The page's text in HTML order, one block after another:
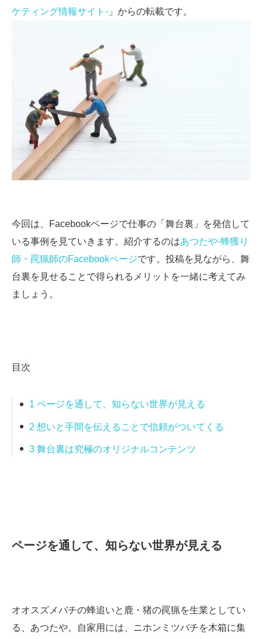
ケティング情報サイト- 」からの転載です。
今回は、Facebookページで仕事の「舞台裏」を発信して
いる事例を見ていきます。紹介するのはあつたや-蜂獲り
師・罠猟師のFacebookページです。投稿を見ながら、舞
台裏を見せることで得られるメリットを一緒に考えてみ
ましょう。
目次
1 ページを通して、知らない世界が見える
2 想いと手間を伝えることで信頼がついてくる
3舞台裏は究極のオリジナルコンテンツ
ページを通して、知らない世界が見える
オオスズメバチの蜂追いと鹿・猪の罠猟を生業としてい
る、あつたや。自家用には、ニホンミツバチを木箱に集